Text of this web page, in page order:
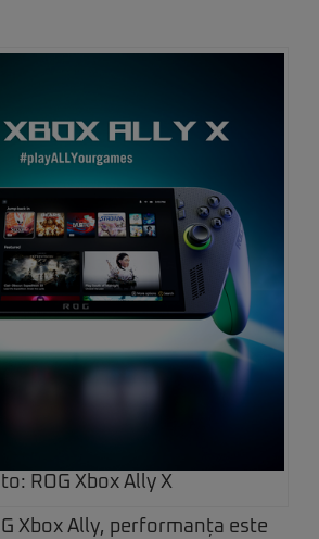
ROG Xbox Ally X
Xbox Ally, performanța este